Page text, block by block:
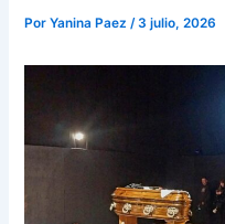
PorYanina Paez/3 julio, 2026